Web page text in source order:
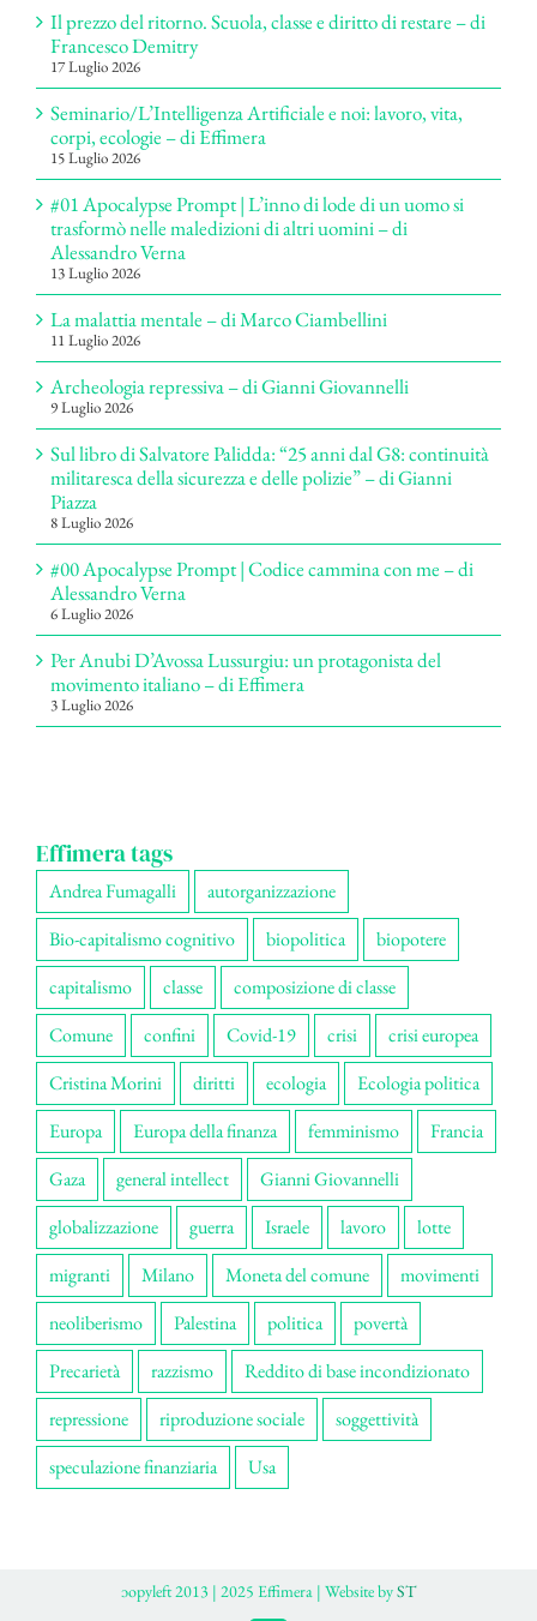
Il prezzo del ritorno. Scuola, classe e diritto di restare – di
Francesco Demitry
17 Luglio 2026
Seminario/L’Intelligenza Artificiale e noi: lavoro, vita,
corpi, ecologie – di Effimera
15 Luglio 2026
#01 Apocalypse Prompt | L’inno di lode di un uomo si
trasformò nelle maledizioni di altri uomini – di
Alessandro Verna
13 Luglio 2026
La malattia mentale – di Marco Ciambellini
11 Luglio 2026
Archeologia repressiva – di Gianni Giovannelli
9 Luglio 2026
Sul libro di Salvatore Palidda: “25 anni dal G8: continuità
militaresca della sicurezza e delle polizie” – di Gianni
Piazza
8 Luglio 2026
#00 Apocalypse Prompt | Codice cammina con me – di
Alessandro Verna
6 Luglio 2026
Per Anubi D’Avossa Lussurgiu: un protagonista del
movimento italiano – di Effimera
3 Luglio 2026
Effimera tags
Andrea Fumagalli
autorganizzazione
Bio-capitalismo cognitivo
biopolitica
biopotere
capitalismo
classe
composizione di classe
Comune
confini Covid-19 crisi
crisi europea
Cristina Morini
diritti ecologia
Ecologia politica
Europa
Europa della finanza femminismo
Francia
Gaza
general intellect
Gianni Giovannelli
globalizzazione
guerra Israele lavoro
lotte
migranti
Milano Moneta del comune
movimenti
neoliberismo
Palestina politica
povertà
Precarietà
razzismo
Reddito di base incondizionato
repressione
riproduzione sociale
soggettività
speculazione finanziaria
Usa
ɔopyleft 2013 | 2025 Effimera | Website byST